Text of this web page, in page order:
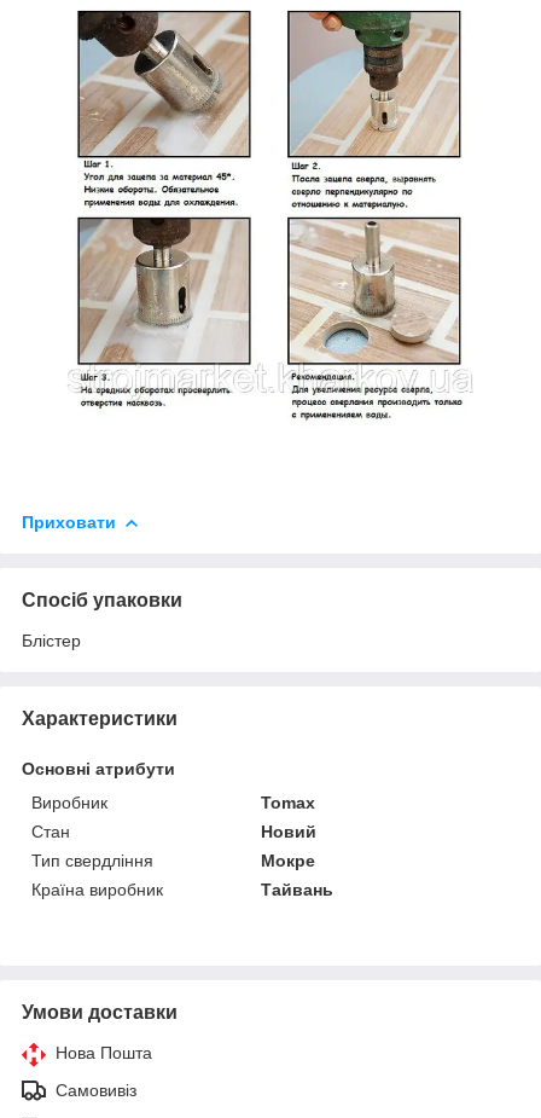
Приховати
Спосіб упаковки
Блістер
Характеристики
Основні атрибути
Виробник
Tomax
Стан
Новий
Тип свердління
Мокре
Країна виробник
Тайвань
Умови доставки
Нова Пошта
Самовивіз